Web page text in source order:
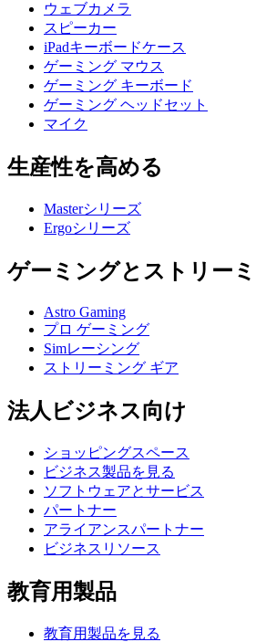
ウェブカメラ
スピーカー
iPadキーボードケース
ゲーミング マウス
ゲーミング キーボード
ゲーミング ヘッドセット
マイク
生産性を高める
Masterシリーズ
Ergoシリーズ
ゲーミングとストリー
Astro Gaming
プロ ゲーミング
Simレーシング
ストリーミング ギア
法人ビジネス向け
ショッピングスペース
ビジネス製品を見る
ソフトウェアとサービス
パートナー
アライアンスパートナー
ビジネスリソース
教育用製品
教育用製品を見る